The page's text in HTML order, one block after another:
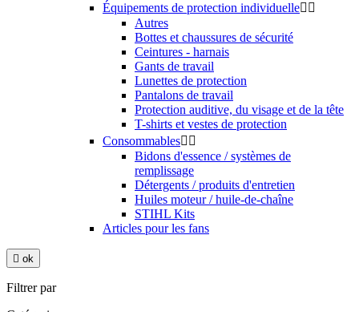
Équipements de protection individuelle 
Autres
Bottes et chaussures de sécurité
Ceintures - harnais
Gants de travail
Lunettes de protection
Pantalons de travail
Protection auditive, du visage et de la tête
T-shirts et vestes de protection
Consommables 
Bidons d'essence / systèmes de
remplissage
Détergents / produits d'entretien
Huiles moteur / huile-de-chaîne
STIHL Kits
Articles pour les fans
 ok
Filtrer par